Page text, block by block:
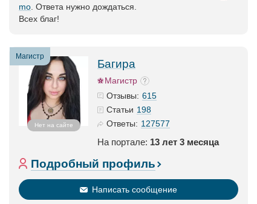
mo . Ответа нужно дождаться.
Всех благ!
Магистр
Нет на сайте
Багира
Магистр
Отзывы: 615
Статьи 198
Ответы: 127577
На портале: 13 лет 3 месяца
Подробный профиль
Написать сообщение